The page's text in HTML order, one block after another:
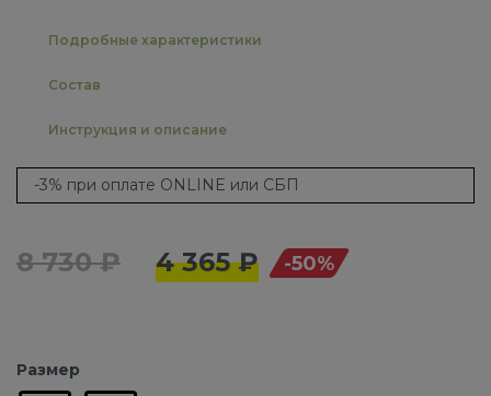
Подробные характеристики
Состав
Инструкция и описание
-3% при оплате ONLINE или СБП
8 730 ₽ 4 365 ₽ -50%
Размер